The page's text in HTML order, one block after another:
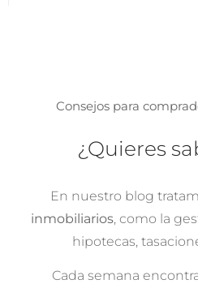
Consejos para
¿Quieres
En nuestro blog
inmobiliarios, como la
hipotecas,
Cada semana